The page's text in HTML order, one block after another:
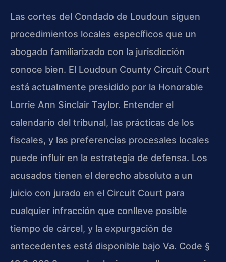
Las cortes del Condado de Loudoun siguen
procedimientos locales específicos que un
abogado familiarizado con la jurisdicción
conoce bien. El Loudoun County Circuit Court
está actualmente presidido por la Honorable
Lorrie Ann Sinclair Taylor. Entender el
calendario del tribunal, las prácticas de los
fiscales, y las preferencias procesales locales
puede influir en la estrategia de defensa. Los
acusados tienen el derecho absoluto a un
juicio con jurado en el Circuit Court para
cualquier infracción que conlleve posible
tiempo de cárcel, y la expurgación de
antecedentes está disponible bajo Va. Code §